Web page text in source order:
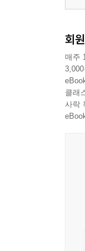
회
매주
클래
사락